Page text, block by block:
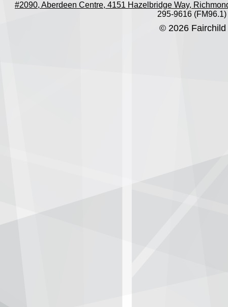
#2090, Aberdeen Centre, 4151 Hazelbridge Way,
295-9616 (FM96.1)
© 2026 Fairchild